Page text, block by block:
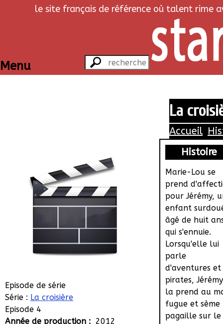
le site français de référence où talent rime
Menu
Episode de série
Série : La croisière
Episode 4
Année de production : 2012
La
Accueil
Histoire
Marie-Lou se
prend
pour Jérémy,
enfant
âgé de huit
qui s'ennuie.
Lorsqu'elle lui
parle
d'aventures et
pirates, Jérémy
la prend au
fugue et sème
pagaille sur le